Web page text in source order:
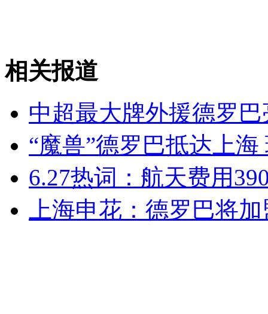
山西运城恶犬咬伤多人 警民合力深夜将其击毙
女孩北京地铁殴打老人 痛下狠手拳打脚踢
相关报道
中超最大牌外援德罗
“魔兽”德罗巴抵达上
6.27热词：航天费用
上海申花：德罗巴将